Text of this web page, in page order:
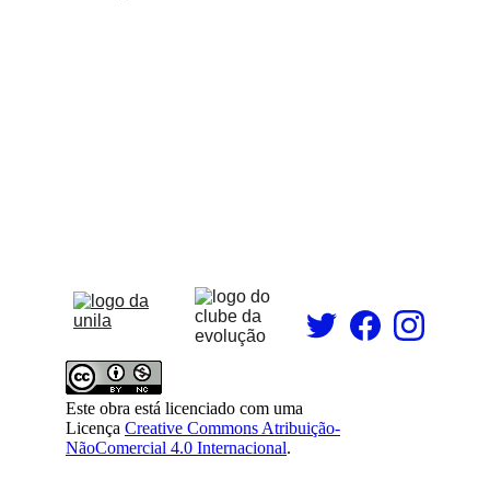
Universidade Federal da Integração Latino-